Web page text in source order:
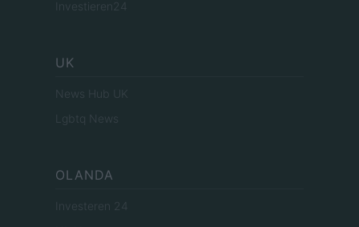
Investieren24
UK
News Hub UK
Lgbtq News
OLANDA
Investeren 24